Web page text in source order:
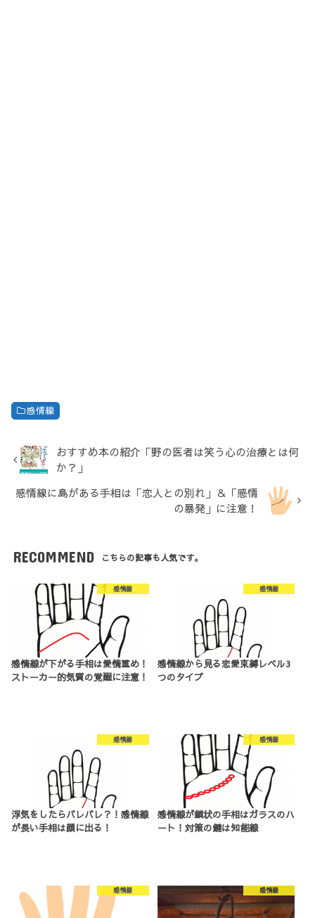
感情線
おすすめ本の紹介「野の医者は笑う心の治療とは何
か？」
感情線に島がある手相は「恋人との別れ」＆「感情
の暴発」に注意！
RECOMMEND こちらの記事も人気です。
感情線
感情線が下がる手相は愛情重め！
ストーカー的気質の覚醒に注意！
感情線
感情線から見る恋愛束縛レベル3
つのタイプ
感情線
浮気をしたらバレバレ？！感情線
が長い手相は顔に出る！
感情線
感情線が鎖状の手相はガラスのハ
ート！対策の鍵は知能線
感情線 感情線